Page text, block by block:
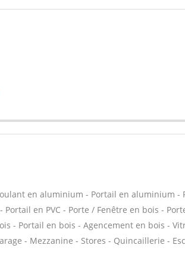
en aluminium - Portail en aluminium -
en PVC - Porte / Fenêtre en bois -
- Portail en bois - Agencement en bois -
- Mezzanine - Stores - Quincaillerie -